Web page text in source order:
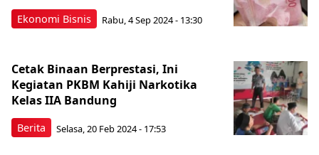
Ekonomi Bisnis Rabu, 4 Sep 2024 - 13:30
Berita
Cetak Binaan Berprestasi, Ini
Kegiatan PKBM Kahiji Narkotika
Kelas IIA Bandung
Selasa, 20 Feb 2024 - 17:53